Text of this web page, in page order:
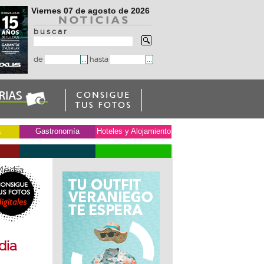
Viernes 07 de agosto de 2026
b u s c a r
de hasta
Gastronomía Hoteles y Alojamiento